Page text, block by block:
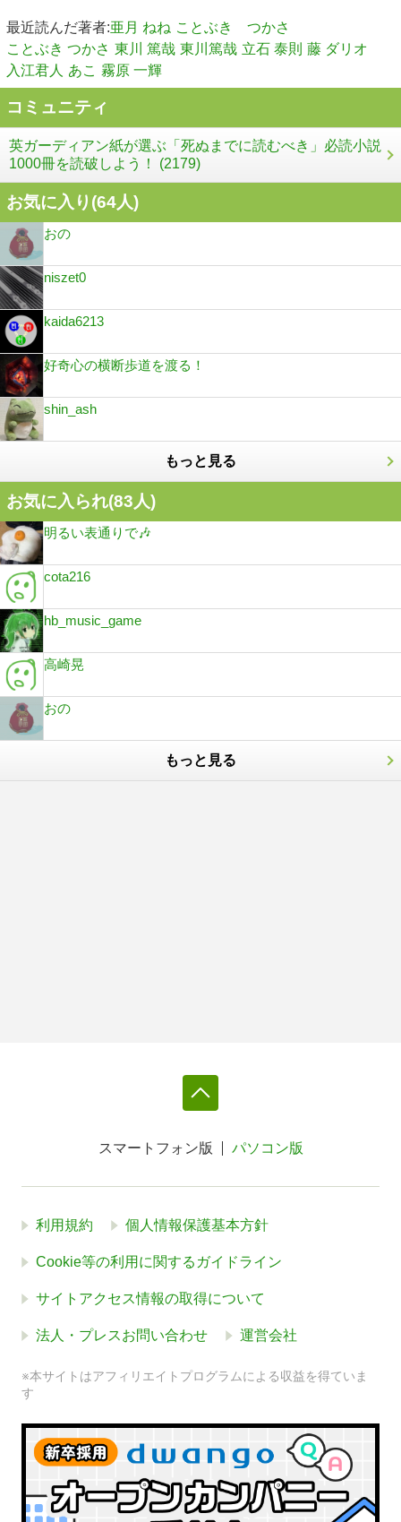
最近読んだ著者:亜月 ねね ことぶき つかさ
ことぶき つかさ 東川 篤哉 東川篤哉 立石 泰則 藤 ダリオ
入江君人 あこ 霧原 一輝
コミュニティ
英ガーディアン紙が選ぶ「死ぬまでに読むべき」必読小説
1000冊を読破しよう！ (2179)
お気に入り(64人)
おの
niszet0
kaida6213
好奇心の横断歩道を渡る！
shin_ash
もっと見る
お気に入られ(83人)
明るい表通りで🎶
cota216
hb_music_game
高崎晃
おの
もっと見る
スマートフォン版 パソコン版
利用規約 個人情報保護基本方針
Cookie等の利用に関するガイドライン
サイトアクセス情報の取得について
法人・プレスお問い合わせ 運営会社
※本サイトはアフィリエイトプログラムによる収益を得ていま
す